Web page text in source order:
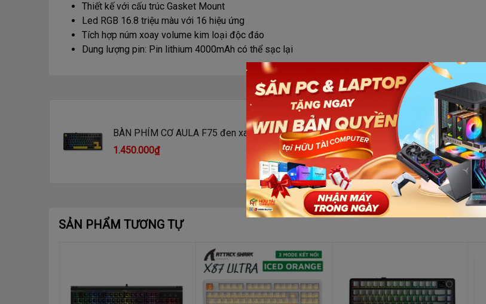
Thiết kế với cấu trúc Gasket Mount
Led RGB 16.8 triệu màu với 16 hiệu ứng
Tích hợp núm xoay volume kim loại độc đáo
Dung lượng pin: Pin lithium 4000mAh có thể sạc lại
BÀN PHÍM CƠ AULA F75 đen xanh đậm cam, Grey
Wood V3 switch
1.450.000₫
SẢN PHẨM TƯƠNG TỰ